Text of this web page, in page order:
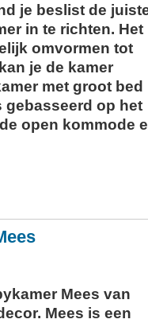
je beslist de
in te richten. Het
omvormen tot
je de kamer
met groot bed
gebasseerd op het
open kommode
Mees van
Mees is een